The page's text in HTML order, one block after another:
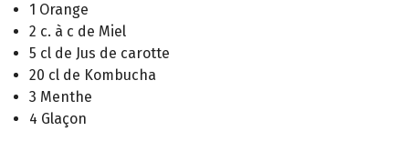
1 Orange
2 c. à c de Miel
5 cl de Jus de carotte
20 cl de Kombucha
3 Menthe
4 Glaçon